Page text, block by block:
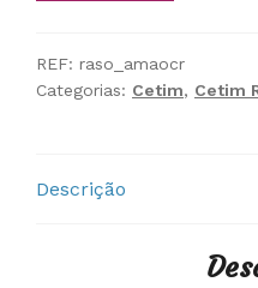
REF: raso_amaocr
Categorias: Cetim, Cetim
Descrição